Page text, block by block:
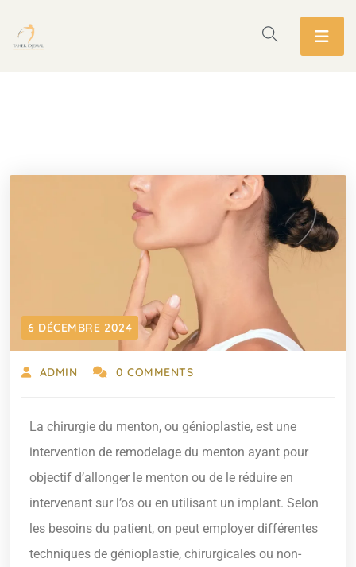
6 DÉCEMBRE 2024
ADMIN 0 COMMENTS
La chirurgie du menton, ou génioplastie, est une
intervention de remodelage du menton ayant pour
objectif d’allonger le menton ou de le réduire en
intervenant sur l’os ou en utilisant un implant. Selon
les besoins du patient, on peut employer différentes
techniques de génioplastie, chirurgicales ou non-